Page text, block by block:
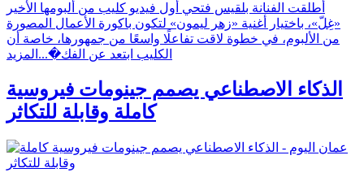
أطلقت الفنانة بلقيس فتحي أول فيديو كليب من ألبومها الأخير
«غِلّ»، باختيار أغنية «زهر ليمون» لتكون باكورة الأعمال المصورة
من الألبوم، في خطوة لاقت تفاعلًا واسعًا من جمهورها، خاصة أن
الكليب ابتعد عن الفك�... المزيد
الذكاء الاصطناعي يصمم جينومات فيروسية
كاملة وقابلة للتكاثر